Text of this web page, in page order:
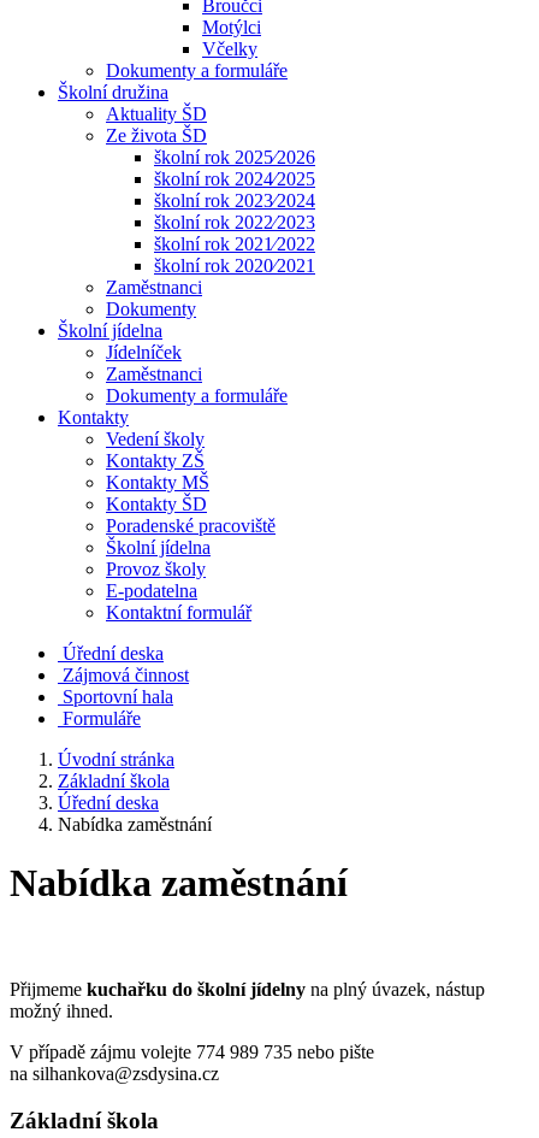
Broučci
Motýlci
Včelky
Dokumenty a formuláře
Školní družina
Aktuality ŠD
Ze života ŠD
školní rok 2025⁄2026
školní rok 2024⁄2025
školní rok 2023⁄2024
školní rok 2022⁄2023
školní rok 2021⁄2022
školní rok 2020⁄2021
Zaměstnanci
Dokumenty
Školní jídelna
Jídelníček
Zaměstnanci
Dokumenty a formuláře
Kontakty
Vedení školy
Kontakty ZŠ
Kontakty MŠ
Kontakty ŠD
Poradenské pracoviště
Školní jídelna
Provoz školy
E-podatelna
Kontaktní formulář
Úřední deska
Zájmová činnost
Sportovní hala
Formuláře
Úvodní stránka
Základní škola
Úřední deska
Nabídka zaměstnání
Nabídka zaměstnání
Přijmeme kuchařku do školní jídelny na plný úvazek, nástup
možný ihned.
V případě zájmu volejte 774 989 735 nebo pište
na silhankova@zsdysina.cz
Základní škola